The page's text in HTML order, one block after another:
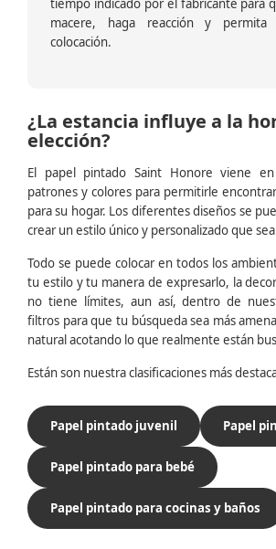
tiempo indicado por el fabricante para
macere, haga reacción y permita
colocación.
¿La estancia influye a la
elección?
El papel pintado Saint Honore viene
patrones y colores para permitirle
para su hogar. Los diferentes diseños se
crear un estilo único y personalizado que
Todo se puede colocar en todos los
tu estilo y tu manera de expresarlo, la
no tiene límites, aun así, dentro de
filtros para que tu búsqueda sea más
natural acotando lo que realmente están
Están son nuestra clasificaciones más
Papel pintado juvenil Papel
Papel pintado para bebé
Papel pintado para cocinas y baños